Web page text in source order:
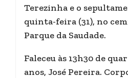
Terezinha e o
quinta-feira (31), no
Parque da Saudade.
Faleceu às 13h30 de
anos, José Pereira.